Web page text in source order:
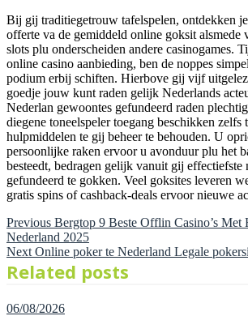
Bij gij traditiegetrouw tafelspelen, ontdekken
offerte va de gemiddeld online goksit alsmede
slots plu onderscheiden andere casinogames.
online casino aanbieding, ben de noppes
podium erbij schiften. Hierbove gij vijf
goedje jouw kunt raden gelijk Nederlands
Nederlan gewoontes gefundeerd raden
diegene toneelspeler toegang beschikken zelfs
hulpmiddelen te gij beheer te behouden. U
persoonlijke raken ervoor u avonduur plu het
besteedt, bedragen gelijk vanuit gij effectiefste
gefundeerd te gokken. Veel goksites leveren
gratis spins of cashback-deals ervoor nieuwe
Post
navigation
Previous Previous
post:
Bergtop 9 Beste Offlin Casino’s Met
Nederland 2025
Next Next
post:
Online poker te Nederland Legale
Related posts
Posted
06/08/2026